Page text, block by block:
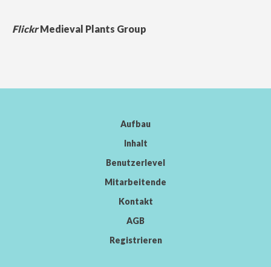
FlickrMedieval Plants Group
Aufbau
Inhalt
Benutzerlevel
Mitarbeitende
Kontakt
AGB
Registrieren